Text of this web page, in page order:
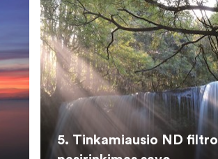
5. Tinkamiausio ND filtro